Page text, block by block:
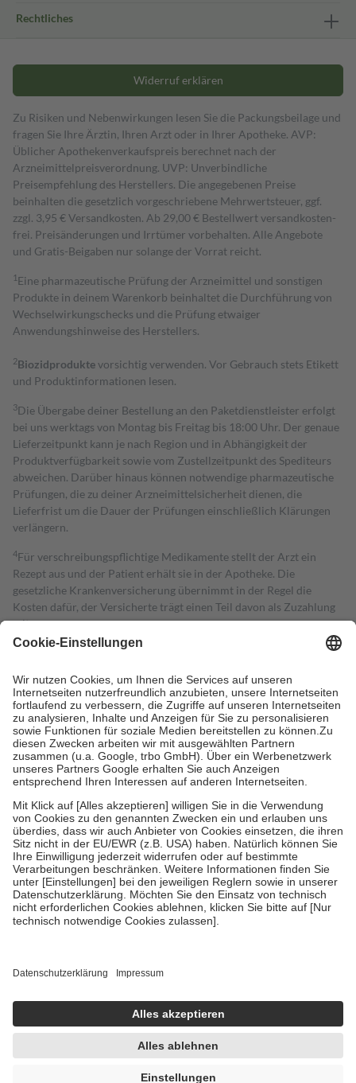
Rechtliches
Widerruf erklären
Zu Risiken und Nebenwirkungen lesen Sie die Packungsbeilage und
fragen Sie Ihre Ärztin, Ihren Arzt oder in Ihrer Apotheke. AVP:
Üblicher Apothekenverkaufspreis berechnet nach der
Arzneimittelpreisverordnung. UVP: Unverbindliche
Preisempfehlung des Herstellers. Die angegebenen Preise
beinhalten die gesetzlich vorgeschriebene Mehrwertsteuer, ggf.
zzgl. 3,95 € Versandkosten. Ab 29,00 € Bestell­wert versand­kosten­
frei. Preisänderungen und Irrtümer vorbehalten. Alle Angebote
und Gratis-Beigaben nur solange der Vorrat reicht.
1 Eine pharmazeutische Prüfung der Arzneimittel und sonstigen
Produkte in deinem Warenkorb beinhaltet die Durchführung von
Wechselwirkungschecks und die Prüfung etwaiger
Anwendungshinweise des Herstellers.
2Biozidproduktevorsichtig verwenden. Vor Gebrauch stets Etikett
und Produktinformationen lesen.
3Die Übergabe deiner Bestellung an den Paketdienstleister erfolgt
bei uns werktags von Montag bis Freitag bis 18:00 Uhr. Der genaue
Lieferzeitpunkt kann je nach Region und in Abhängigkeit der
Produktverfügbarkeit sowie vom Zustellzeitpunkt des Spediteurs
abweichen. Darüber hinaus können notwendige pharmazeutische
Prüfungen, die zu deiner Arzneimittelsicherheit dienen, die
Lieferfrist um die Dauer der Prüfungen einschließlich Klärungen
verlängern.
4Für verschreibungspflichtige Medikamente stellt der Arzt ein
Rezept aus und der Patient erhält sie in der Apotheke. Die
gesetzliche Krankenversicherung übernimmt in der Regel die
Kosten dafür, der Versicherte trägt einen Teil davon als Zuzahlung
mit.
Grundsätzlich leisten Mitglieder Zuzahlungen in Höhe von zehn
höchstens zehn Euro.
Es sind jedoch nie mehr als die tatsächlichen
Kosten der Leistung zu entrichten.
Diese Regeln gelten grundsätzlich auch für Online-Apotheken.
Bei Heilmitteln und häuslicher Krankenpflege beträgt die
Zuzahlung zehn Prozent der Kosten sowie zehn Euro je
Verordnung.
Um das Engagement der Versicherten für ihre eigene Gesundheit zu
stärken und die besondere Stellung der Familie zu unterstützen,
fallenkeine Zuzahlungenan bei:
• Kindern und Jugendlichen bis zum vollendeten 18. Lebensjahr
mit Ausnahme der Fahrkosten
• Untersuchungen zur Vorsorge und Früherkennung, die von der
GKV getragen werden
• empfohlenen Schutzimpfungen
• Harn- und Blutteststreifen
getroffen, um sicherzustellen, dass es sich um echte Bewertungen
https://help.etrusted.com/hc/de/articles/4419944605341
Einige Bilder und Inhalte wurden unter Zuhilfenahme künstlicher